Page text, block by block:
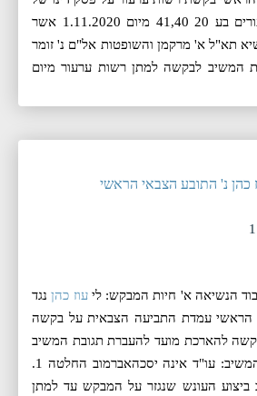
בית הדין הצבאי לערעורים בע 20 41,40 מיום 1.11.2020 אשר
תא"ל א' מרקמן והשופטות אל"ם נ' זומר
המשיב לבקשה למתן רשות ערעור מיום
עוז כהןנגד
הראשי עמדת התביעה הצבאית על בקשה
להארכת מועד להעברת תגובת המשיב
מיום 8.3.2021 בשם המשיב: עו"ד אינה יסכהאברמוב החלטה 1.
ביצוע העונש שנגזר על המבקש עד למתן